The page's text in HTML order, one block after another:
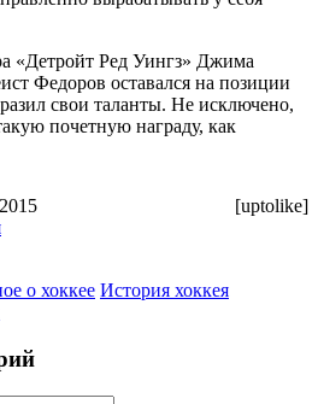
«Детройт Ред Уингз» Джима
Федоров оставался на позиции
свои таланты. Не исключено,
почетную награду, как
[uptolike]
о хоккее История хоккея